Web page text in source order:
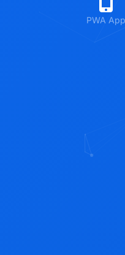
PWA App